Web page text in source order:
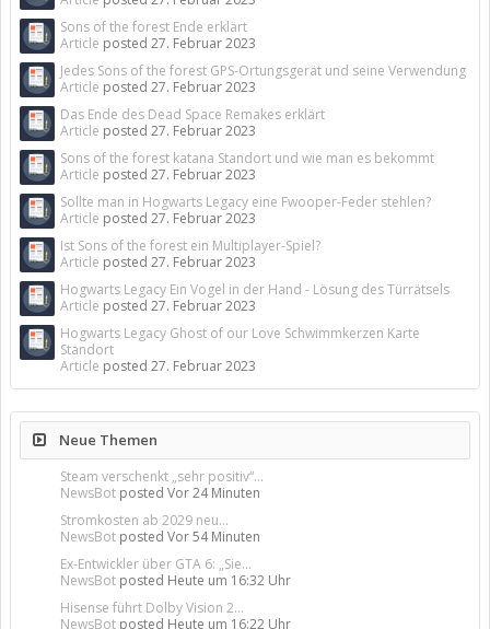
Sons of the forest Ende erklärt
Article posted 27. Februar 2023
Jedes Sons of the forest GPS-Ortungsgerät und seine Verwendung
Article posted 27. Februar 2023
Das Ende des Dead Space Remakes erklärt
Article posted 27. Februar 2023
Sons of the forest katana Standort und wie man es bekommt
Article posted 27. Februar 2023
Sollte man in Hogwarts Legacy eine Fwooper-Feder stehlen?
Article posted 27. Februar 2023
Ist Sons of the forest ein Multiplayer-Spiel?
Article posted 27. Februar 2023
Hogwarts Legacy Ein Vogel in der Hand - Lösung des Türrätsels
Article posted 27. Februar 2023
Hogwarts Legacy Ghost of our Love Schwimmkerzen Karte
Standort
Article posted 27. Februar 2023
Neue Themen
Steam verschenkt „sehr positiv“...
NewsBot posted Vor 24 Minuten
Stromkosten ab 2029 neu...
NewsBot posted Vor 54 Minuten
Ex-Entwickler über GTA 6: „Sie...
NewsBot posted Heute um 16:32 Uhr
Hisense führt Dolby Vision 2...
NewsBot posted Heute um 16:22 Uhr